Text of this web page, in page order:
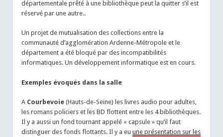
départementale prêté à une bibliothèque peut la quitter s’il est
réservé par une autre..
Un projet de mutualisation des collections entre la
communauté d’agglomération Ardenne-Métropole et le
département a été bloqué par des incompatibilités
informatiques. Un développement informatique est en cours.
Exemples évoqués dans la salle
A Courbevoie (Hauts-de-Seine) les livres audio pour adultes,
les romans policiers et les BD flottent entre les 4 bibliothèques.
Il y a aussi un fond tournant appelé « capsule » qu’il faut
distinguer des fonds flottants. Il y a euune présentation sur les